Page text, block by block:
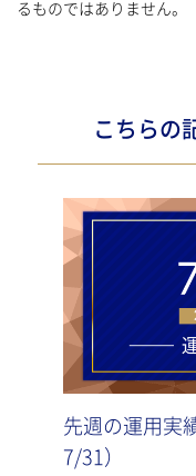
るものではありません。
こちらの
先週の運用実
7/31）